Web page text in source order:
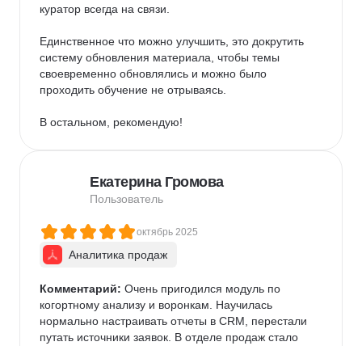
куратор всегда на связи.
Единственное что можно улучшить, это докрутить
систему обновления материала, чтобы темы
своевременно обновлялись и можно было
проходить обучение не отрываясь.
В остальном, рекомендую!
Екатерина Громова
Пользователь
октябрь 2025
Аналитика продаж
Комментарий: Очень пригодился модуль по
когортному анализу и воронкам. Научилась
нормально настраивать отчеты в CRM, перестали
путать источники заявок. В отделе продаж стало